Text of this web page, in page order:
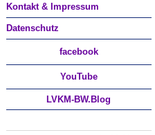
Kontakt & Impressum
Datenschutz
facebook
YouTube
LVKM-BW.Blog